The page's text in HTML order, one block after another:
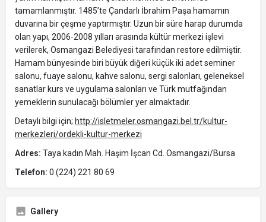
tamamlanmıştır. 1485’te Çandarlı İbrahim Paşa hamamın
duvarına bir çeşme yaptırmıştır. Uzun bir süre harap durumda
olan yapı, 2006-2008 yılları arasında kültür merkezi işlevi
verilerek, Osmangazi Belediyesi tarafından restore edilmiştir.
Hamam bünyesinde biri büyük diğeri küçük iki adet seminer
salonu, fuaye salonu, kahve salonu, sergi salonları, geleneksel
sanatlar kurs ve uygulama salonları ve Türk mutfağından
yemeklerin sunulacağı bölümler yer almaktadır.
Detaylı bilgi için; http://isletmeler.osmangazi.bel.tr/kultur-
merkezleri/ordekli-kultur-merkezi
Adres: Taya kadın Mah. Haşim İşcan Cd. Osmangazi/Bursa
Telefon: 0 (224) 221 80 69
Gallery